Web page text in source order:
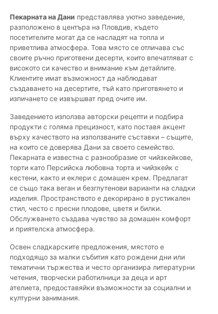
Пекарната на Дани представлява уютно заведение,
разположено в центъра на Пловдив, където
посетителите могат да се насладят на топла и
приветлива атмосфера. Това място се отличава със
своите ръчно приготвени десерти, които впечатляват с
високото си качество и внимание към детайлите.
Клиентите имат възможност да наблюдават
създаването на десертите, тъй като приготвянето и
изпичането се извършват пред очите им.
Заведението използва авторски рецепти и подбира
продукти с голяма прецизност, като поставя акцент
върху качеството на използваните съставки – същите,
на които се доверява Дани за своето семейство.
Пекарната е известна с разнообразие от чийзкейкове,
торти като Персийска любовна торта и чийзкейк с
кестени, както и еклери с домашен крем. Предлагат
се също така веган и безглутенови варианти на сладки
изделия. Пространството е декорирано в рустикален
стил, често с пресни плодове, цветя и билки.
Обслужването създава чувство за домашен комфорт
и приятелска атмосфера.
Освен сладкарските предложения, мястото е
подходящо за малки събития като рождени дни или
тематични тържества и често организира литературни
четения, творчески работилници за деца и арт
ателиета, предоставяйки възможности за социални и
културни занимания.